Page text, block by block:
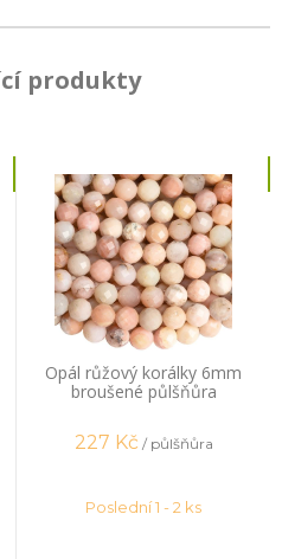
produkty
Opál růžový korálky 6mm
broušené půlšňůra
227 Kč / půlšňůra
Poslední 1 - 2 ks